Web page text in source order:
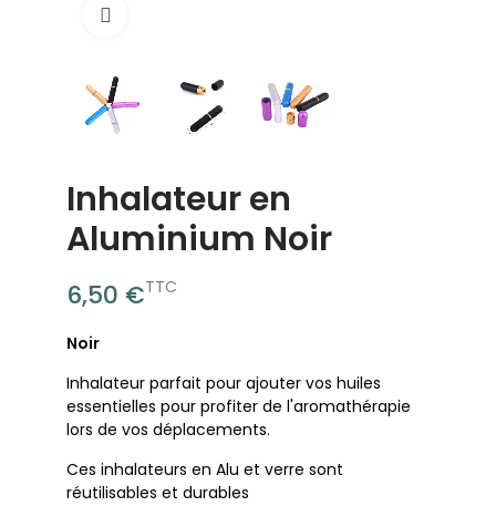
Inhalateur en
Aluminium Noir
6,50 €TTC
Noir
Inhalateur parfait pour ajouter vos huiles
essentielles pour profiter de l'aromathérapie
lors de vos déplacements.
Ces inhalateurs en Alu et verre sont
réutilisables et durables